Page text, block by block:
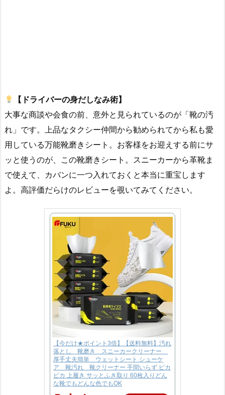
【ドライバーの身だしなみ術】
大事な商談や会食の前、意外と見られているのが「靴の汚
れ」です。上品なタクシー仲間から勧められてから私も愛
用している万能靴磨きシート。お客様をお迎えする前にサ
ッと使うのが、この靴磨きシート。スニーカーから革靴ま
で使えて、カバンに一つ入れておくと本当に重宝します
よ。高評価だらけのレビューを覗いてみてください。
【今だけ★ポイント3倍】【送料無料】汚れ
落とし 靴磨き スニーカークリーナー
厚手丈夫簡単 ウェットシート シューケ
ア 靴汚れ 靴クリーナー 手間いらず ピカ
ピカ 上履き サッとふき取り 60枚入りどん
な靴でもどんな色でもOK